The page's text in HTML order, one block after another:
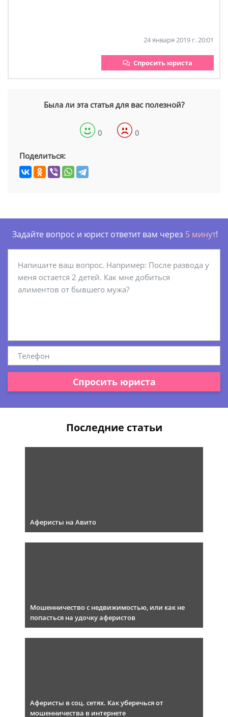
24 января 2019 г. 20:01
Спросить юриста
Была ли эта статья для вас полезной?
0 0
Поделиться:
Задайте вопрос и юрист ответит вам через 5 минут!
Спросить юриста
Последние статьи
Аферисты на Авито
Мошенничество с недвижимостью, или как не
попасться на удочку аферистов
Аферисты в соц. сетях. Как уберечься от
мошенничества в интернете